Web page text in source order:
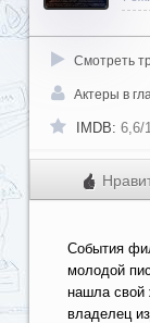
Смотреть
Актеры в
IMDB: 6,6/
События
молодой
нашла свой
владелец